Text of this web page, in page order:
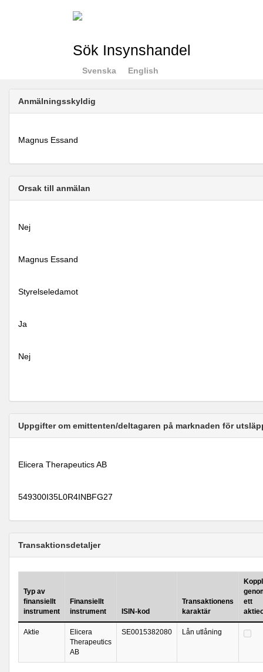
Sök Insynshandel
Svenska English
Anmälningsskyldig
Magnus Essand
Orsak till anmälan
Nej
Magnus Essand
Styrelseledamot
Ja
Nej
Uppgifter om emittenten/deltagaren på marknaden för
Elicera Therapeutics AB
549300I35L0R4INBFG27
Transaktionsdetaljer
Typ av
finansiellt
instrument
Finansiellt
instrument
ISIN-kod
Transaktionens
karaktär
ett
Aktie
Elicera
Therapeutics
AB
SE0015382080 Lån utlåning